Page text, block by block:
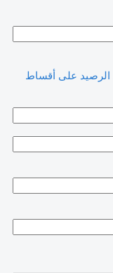
الرصيد على أقساط